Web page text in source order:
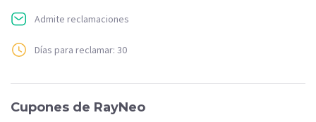
Admite reclamaciones
Días para reclamar: 30
Cupones de RayNeo